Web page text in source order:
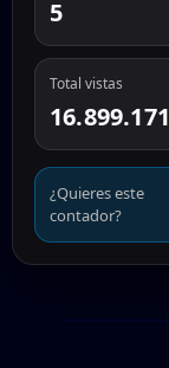
5
Total vistas
16.899.171
¿Quieres este
contador?